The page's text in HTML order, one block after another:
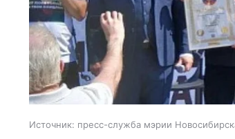
Источник: пресс-служба мэрии